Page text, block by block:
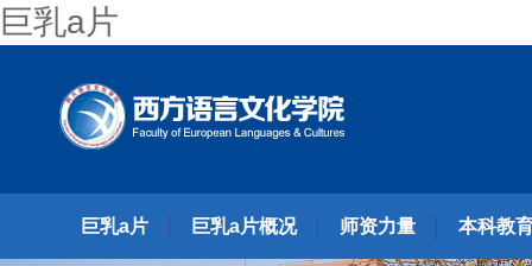
巨乳a片
巨乳a片 巨乳a片概况 师资力量 本科教